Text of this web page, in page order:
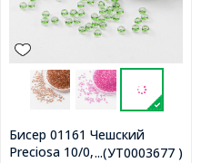
...(УТ0003677 )
Бисер 01161 Чешский
Preciosa 10/0, Прозрачный